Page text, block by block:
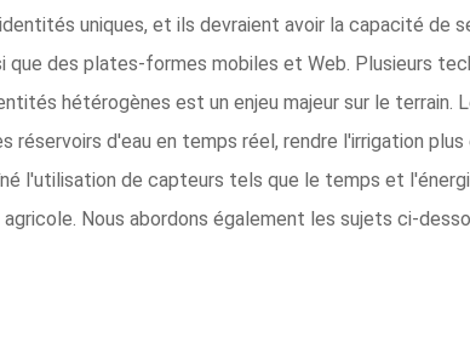
uniques, et ils devraient avoir la capacité de
des plates-formes mobiles et Web. Plusieurs
hétérogènes est un enjeu majeur sur le terrain.
d'eau en temps réel, rendre l'irrigation
l'utilisation de capteurs tels que le temps et
Nous abordons également les sujets ci-